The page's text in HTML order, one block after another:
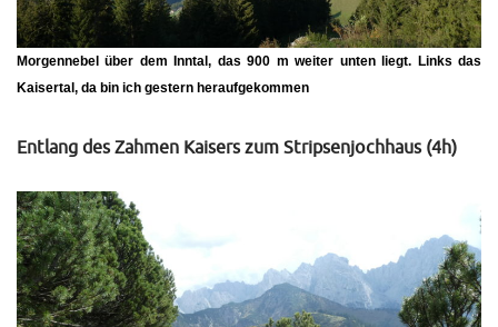
Morgennebel über dem Inntal, das 900 m weiter unten liegt. Links das
Kaisertal, da bin ich gestern heraufgekommen
Entlang des Zahmen Kaisers zum Stripsenjochhaus (4h)